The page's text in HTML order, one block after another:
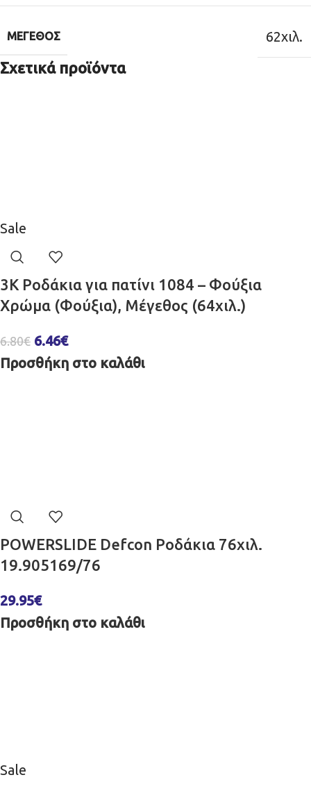
ΜΈΓΕΘΟΣ 62χιλ.
Σχετικά προϊόντα
Sale
3K Ροδάκια για πατίνι 1084 – Φούξια
Χρώμα (Φούξια), Μέγεθος (64χιλ.)
6.80€ 6.46€
Προσθήκη στο καλάθι
POWERSLIDE Defcon Ροδάκια 76χιλ.
19.905169/76
29.95€
Προσθήκη στο καλάθι
Sale